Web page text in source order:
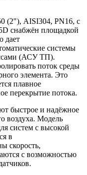
(2"), AISI304, PN16, с
снабжён площадкой
дает
системы
(АСУ ТП).
поток среды
элемента. Это
плавное
перекрытие потока.
быстрое и надёжное
воздуха. Модель
систем с высокой
в
скорость,
с возможностью